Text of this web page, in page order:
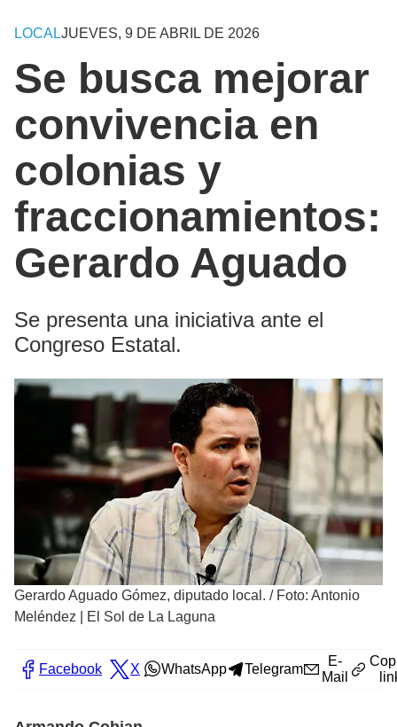
LOCALJUEVES, 9 DE ABRIL DE 2026
Se busca mejorar
convivencia en
colonias y
fraccionamientos:
Gerardo Aguado
Se presenta una iniciativa ante el
Congreso Estatal.
Gerardo Aguado Gómez, diputado local. / Foto: Antonio
Meléndez | El Sol de La Laguna
Facebook X WhatsApp Telegram
E-
Mail